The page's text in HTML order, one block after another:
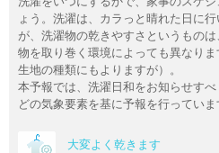
ょう。洗濯は、カラっと晴れた日に
が、洗濯物の乾きやすさというもの
物を取り巻く環境によっても異なり
生地の種類にもよりますが）。
本予報では、洗濯日和をお知らせす
どの気象要素を基に予報を行っていま
大変よく乾きます